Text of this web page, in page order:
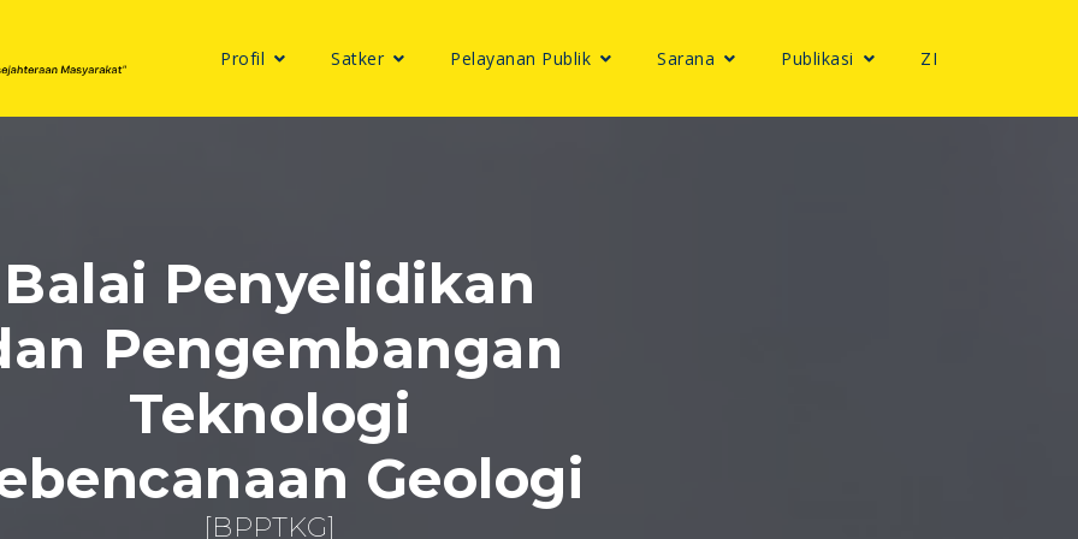
Profil Satker Pelayanan Publik Sarana Publikasi ZI
Balai Penyelidikan
Pengembangan
Teknologi
Geologi
[BPPTKG]